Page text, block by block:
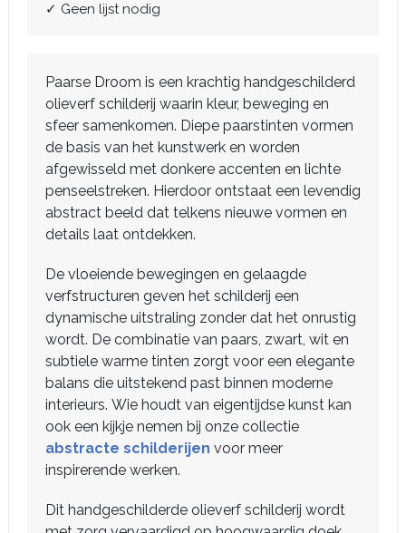
✓ Geen lijst nodig
Paarse Droom is een krachtig handgeschilderd
olieverf schilderij waarin kleur, beweging en
sfeer samenkomen. Diepe paarstinten vormen
de basis van het kunstwerk en worden
afgewisseld met donkere accenten en lichte
penseelstreken. Hierdoor ontstaat een levendig
abstract beeld dat telkens nieuwe vormen en
details laat ontdekken.
De vloeiende bewegingen en gelaagde
verfstructuren geven het schilderij een
dynamische uitstraling zonder dat het onrustig
wordt. De combinatie van paars, zwart, wit en
subtiele warme tinten zorgt voor een elegante
balans die uitstekend past binnen moderne
interieurs. Wie houdt van eigentijdse kunst kan
ook een kijkje nemen bij onze collectie
abstracte schilderijen voor meer
inspirerende werken.
Dit handgeschilderde olieverf schilderij wordt